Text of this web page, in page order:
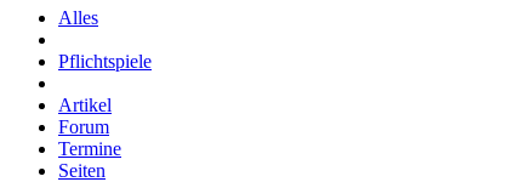
Alles
Pflichtspiele
Artikel
Forum
Termine
Seiten